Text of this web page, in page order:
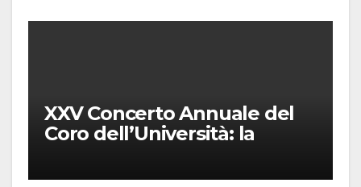
XXV Concerto Annuale del
Coro dell’Università: la
Puccini